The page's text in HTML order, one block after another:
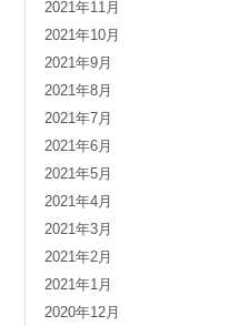
2021年11月
2021年10月
2021年9月
2021年8月
2021年7月
2021年6月
2021年5月
2021年4月
2021年3月
2021年2月
2021年1月
2020年12月